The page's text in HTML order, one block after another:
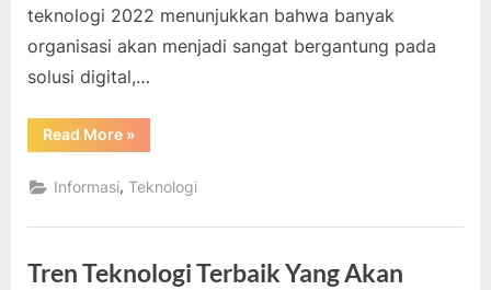
teknologi 2022 menunjukkan bahwa banyak
organisasi akan menjadi sangat bergantung pada
solusi digital,…
Read More“Tren
Teknologi
Di
Tahun
»
Informasi,Teknologi
Tren Teknologi Terbaik Yang Akan